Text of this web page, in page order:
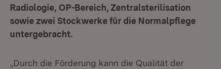
Radiologie, OP-Bereich, Zentralsterilisation
sowie zwei Stockwerke für die Normalpflege
untergebracht.
„Durch die Förderung kann die Qualität der